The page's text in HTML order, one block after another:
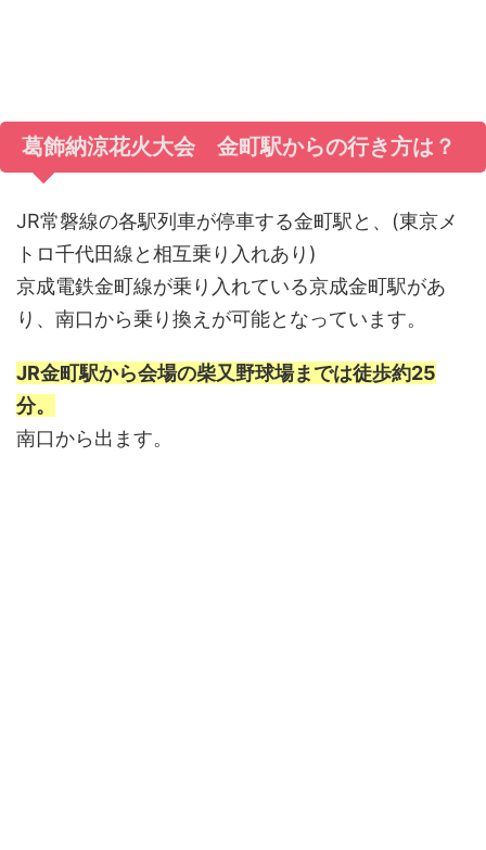
葛飾納涼花火大会 金町駅からの行き方は？
JR常磐線の各駅列車が停車する金町駅と、(東京メ
トロ千代田線と相互乗り入れあり)
京成電鉄金町線が乗り入れている京成金町駅があ
り、南口から乗り換えが可能となっています。
JR金町駅から会場の柴又野球場までは徒歩約25
分。
南口から出ます。